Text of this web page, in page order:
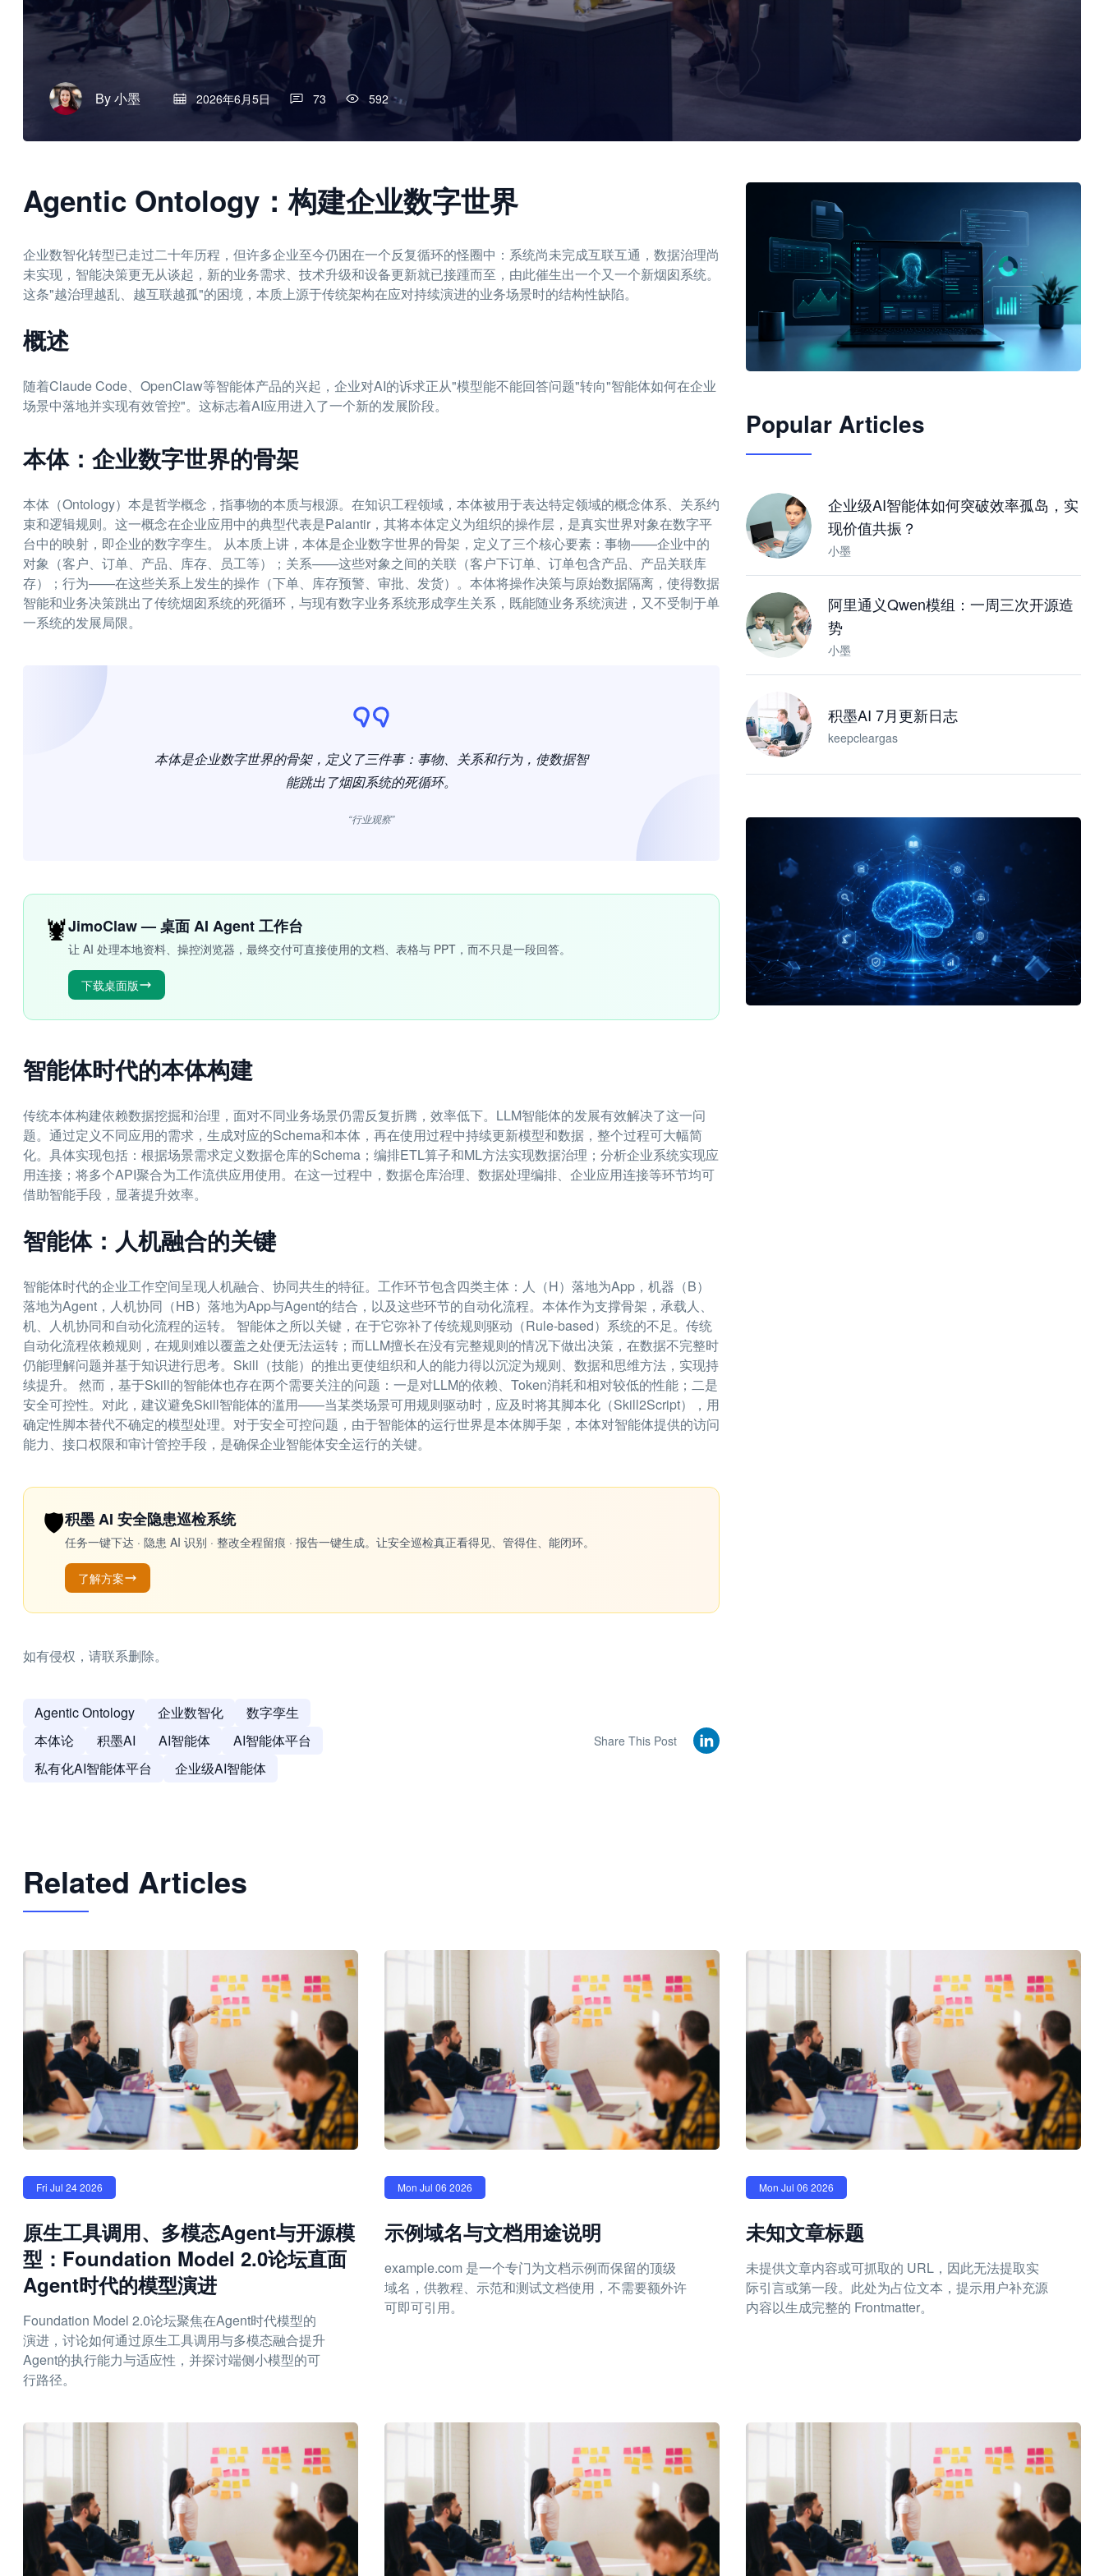
By小墨 2026年6月5日 73 592
Agentic Ontology：构建企业数字世界
企业数智化转型已走过二十年历程，但许多企业至今仍困在一个反复循环的怪圈中：系统尚未完成互联互通，数据治理尚
未实现，智能决策更无从谈起，新的业务需求、技术升级和设备更新就已接踵而至，由此催生出一个又一个新烟囱系统。
这条"越治理越乱、越互联越孤"的困境，本质上源于传统架构在应对持续演进的业务场景时的结构性缺陷。
概述
随着Claude Code、OpenClaw等智能体产品的兴起，企业对AI的诉求正从"模型能不能回答问题"转向"智能体如何在企业
场景中落地并实现有效管控"。这标志着AI应用进入了一个新的发展阶段。
本体：企业数字世界的骨架
本体（Ontology）本是哲学概念，指事物的本质与根源。在知识工程领域，本体被用于表达特定领域的概念体系、关系约
束和逻辑规则。这一概念在企业应用中的典型代表是Palantir，其将本体定义为组织的操作层，是真实世界对象在数字平
台中的映射，即企业的数字孪生。 从本质上讲，本体是企业数字世界的骨架，定义了三个核心要素：事物——企业中的
对象（客户、订单、产品、库存、员工等）；关系——这些对象之间的关联（客户下订单、订单包含产品、产品关联库
存）；行为——在这些关系上发生的操作（下单、库存预警、审批、发货）。本体将操作决策与原始数据隔离，使得数据
智能和业务决策跳出了传统烟囱系统的死循环，与现有数字业务系统形成孪生关系，既能随业务系统演进，又不受制于单
一系统的发展局限。
本体是企业数字世界的骨架，定义了三件事：事物、关系和行为，使数据智
能跳出了烟囱系统的死循环。
“行业观察”
🦞JimoClaw — 桌面 AI Agent 工作台
让 AI 处理本地资料、操控浏览器，最终交付可直接使用的文档、表格与 PPT，而不只是一段回答。
下载桌面版
智能体时代的本体构建
传统本体构建依赖数据挖掘和治理，面对不同业务场景仍需反复折腾，效率低下。LLM智能体的发展有效解决了这一问
题。通过定义不同应用的需求，生成对应的Schema和本体，再在使用过程中持续更新模型和数据，整个过程可大幅简
化。具体实现包括：根据场景需求定义数据仓库的Schema；编排ETL算子和ML方法实现数据治理；分析企业系统实现应
用连接；将多个API聚合为工作流供应用使用。在这一过程中，数据仓库治理、数据处理编排、企业应用连接等环节均可
借助智能手段，显著提升效率。
智能体：人机融合的关键
智能体时代的企业工作空间呈现人机融合、协同共生的特征。工作环节包含四类主体：人（H）落地为App，机器（B）
落地为Agent，人机协同（HB）落地为App与Agent的结合，以及这些环节的自动化流程。本体作为支撑骨架，承载人、
机、人机协同和自动化流程的运转。 智能体之所以关键，在于它弥补了传统规则驱动（Rule-based）系统的不足。传统
自动化流程依赖规则，在规则难以覆盖之处便无法运转；而LLM擅长在没有完整规则的情况下做出决策，在数据不完整时
仍能理解问题并基于知识进行思考。Skill（技能）的推出更使组织和人的能力得以沉淀为规则、数据和思维方法，实现持
续提升。 然而，基于Skill的智能体也存在两个需要关注的问题：一是对LLM的依赖、Token消耗和相对较低的性能；二是
安全可控性。对此，建议避免Skill智能体的滥用——当某类场景可用规则驱动时，应及时将其脚本化（Skill2Script），用
确定性脚本替代不确定的模型处理。对于安全可控问题，由于智能体的运行世界是本体脚手架，本体对智能体提供的访问
能力、接口权限和审计管控手段，是确保企业智能体安全运行的关键。
🛡️积墨 AI 安全隐患巡检系统
任务一键下达 · 隐患 AI 识别 · 整改全程留痕 · 报告一键生成。让安全巡检真正看得见、管得住、能闭环。
了解方案
如有侵权，请联系删除。
Agentic Ontology 企业数智化
数字孪生
本体论
积墨AI AI智能体
AI智能体平台
私有化AI智能体平台
企业级AI智能体
Share This Post
JimoClaw 桌面 AI Agent 工作台
Popular Articles
企业级AI智能体如何突破效率孤岛，实
现价值共振？
小墨
阿里通义Qwen模组：一周三次开源造
势
小墨
积墨AI 7月更新日志
keepcleargas
Related Articles
Fri Jul 24 2026
原生工具调用、多模态Agent与开源模
型：Foundation Model 2.0论坛直面
Agent时代的模型演进
Foundation Model 2.0论坛聚焦在Agent时代模型的
演进，讨论如何通过原生工具调用与多模态融合提升
Agent的执行能力与适应性，并探讨端侧小模型的可
行路径。
Mon Jul 06 2026
示例域名与文档用途说明
example.com 是一个专门为文档示例而保留的顶级
域名，供教程、示范和测试文档使用，不需要额外许
可即可引用。
Mon Jul 06 2026
未知文章标题
未提供文章内容或可抓取的 URL，因此无法提取实
际引言或第一段。此处为占位文本，提示用户补充源
内容以生成完整的 Frontmatter。